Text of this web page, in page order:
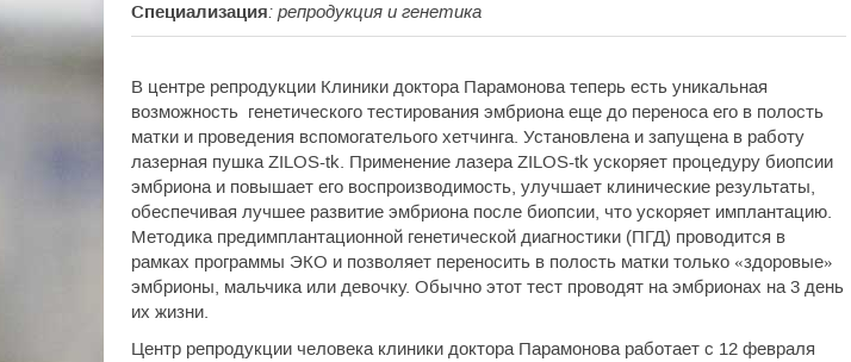
Специализация: репродукция и генетика
В центре репродукции Клиники доктора Парамонова теперь есть уникальная
возможность генетического тестирования эмбриона еще до переноса его в полость
матки и проведения вспомогателього хетчинга. Установлена и запущена в работу
лазерная пушка ZILOS-tk. Применение лазера ZILOS-tk ускоряет процедуру биопсии
эмбриона и повышает его воспроизводимость, улучшает клинические результаты,
обеспечивая лучшее развитие эмбриона после биопсии, что ускоряет имплантацию.
Методика предимплантационной генетической диагностики (ПГД) проводится в
рамках программы ЭКО и позволяет переносить в полость матки только «здоровые»
эмбрионы, мальчика или девочку. Обычно этот тест проводят на эмбрионах на 3 день
их жизни.
Центр репродукции человека клиники доктора Парамонова работает с 12 февраля